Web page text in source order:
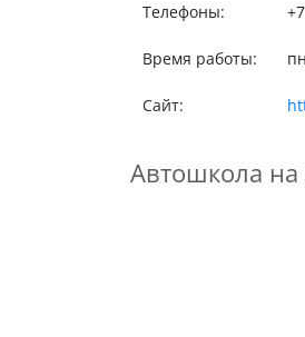
Телефоны:
Время работы:
Сайт:
Автошкола на